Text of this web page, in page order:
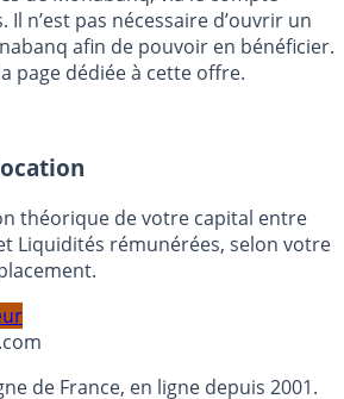
de placement sans risque pour
de Monabanq, via le compte
n’est pas nécessaire d’ouvrir un
afin de pouvoir en bénéficier.
dédiée à cette offre.
théorique de votre capital entre